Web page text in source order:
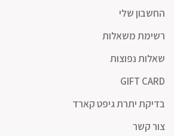
החשבון שלי
רשימת משאלות
שאלות נפוצות
GIFT CARD
בדיקת יתרת גיפט קארד
צור קשר